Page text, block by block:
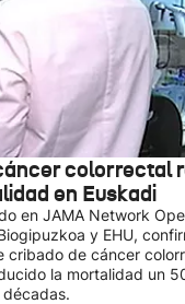
colorrectal
en Euskadi
en JAMA Network
y EHU,
cribado de cáncer
la mortalidad un